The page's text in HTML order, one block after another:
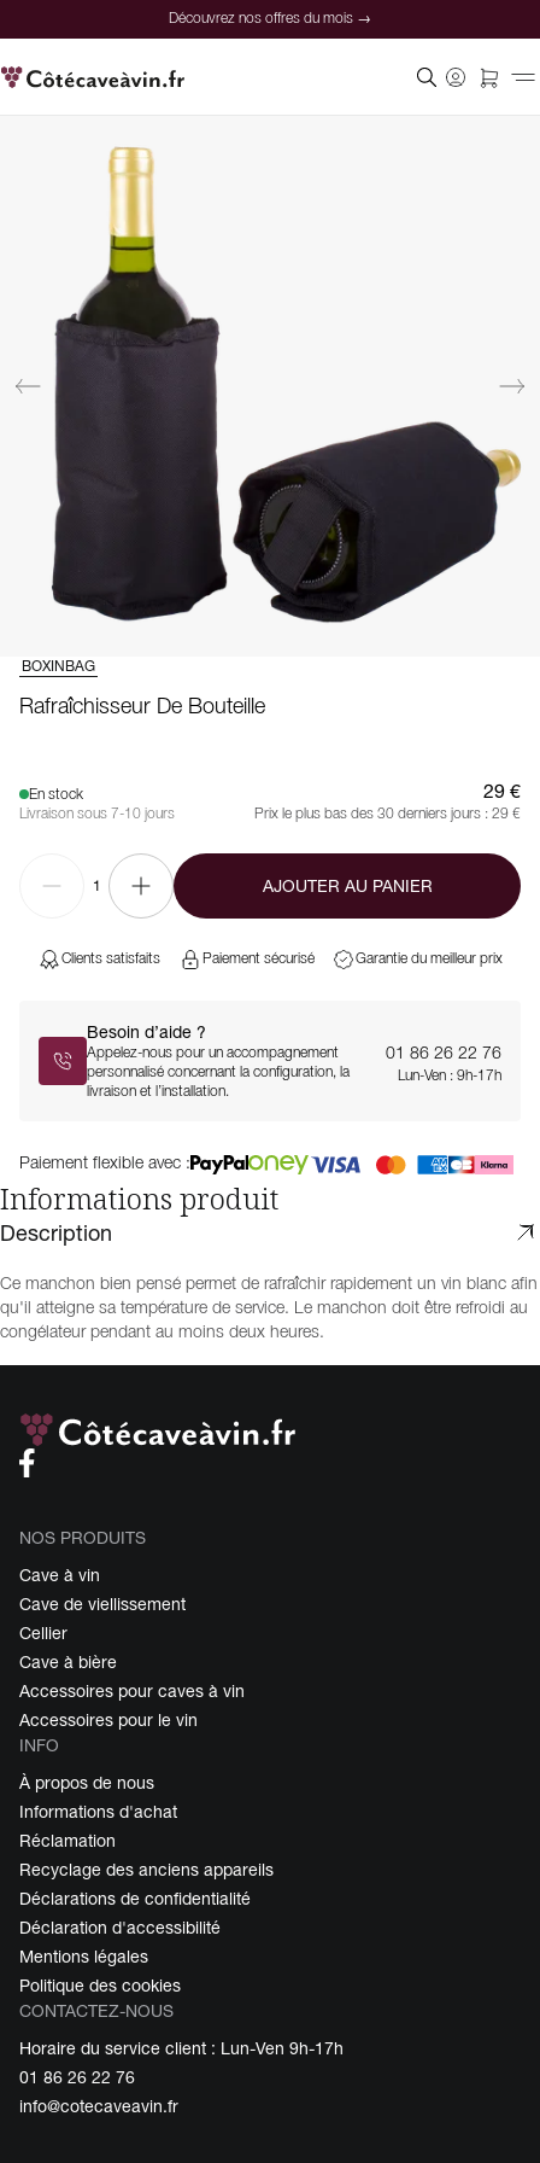
Découvrez nos offres du mois →
BOXINBAG
Rafraîchisseur De Bouteille
En stock
Livraison sous 7-10 jours
29 €
Prix le plus bas des 30 derniers jours : 29 €
1 AJOUTER AU PANIER
Clients satisfaits Paiement sécurisé Garantie du meilleur prix
Besoin d’aide ?
Appelez-nous pour un accompagnement
personnalisé concernant la configuration, la
livraison et l’installation.
01 86 26 22 76
Lun-Ven : 9h-17h
Paiement flexible avec :
Informations produit
Description
Ce manchon bien pensé permet de rafraîchir rapidement un vin blanc afin
qu'il atteigne sa température de service. Le manchon doit être refroidi au
congélateur pendant au moins deux heures.
NOS PRODUITS
Cave à vin
Cave de viellissement
Cellier
Cave à bière
Accessoires pour caves à vin
Accessoires pour le vin
INFO
À propos de nous
Informations d'achat
Réclamation
Recyclage des anciens appareils
Déclarations de confidentialité
Déclaration d'accessibilité
Mentions légales
Politique des cookies
CONTACTEZ-NOUS
Horaire du service client : Lun-Ven 9h-17h
01 86 26 22 76
info@cotecaveavin.fr